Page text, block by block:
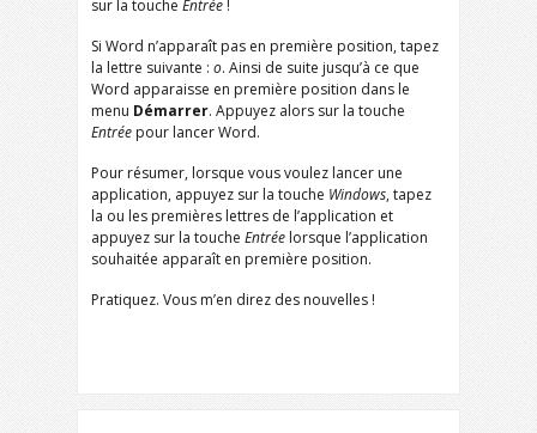
sur la touche Entrée !
Si Word n’apparaît pas en première position, tapez
la lettre suivante : o. Ainsi de suite jusqu’à ce que
Word apparaisse en première position dans le
menu Démarrer. Appuyez alors sur la touche
Entrée pour lancer Word.
Pour résumer, lorsque vous voulez lancer une
application, appuyez sur la touche Windows, tapez
la ou les premières lettres de l’application et
appuyez sur la touche Entrée lorsque l’application
souhaitée apparaît en première position.
Pratiquez. Vous m’en direz des nouvelles !